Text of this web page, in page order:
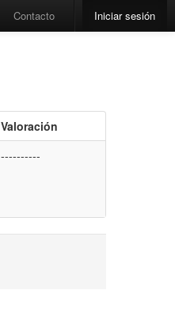
Contacto Iniciar sesión
Valoración
----------